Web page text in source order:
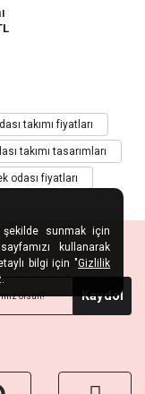
takımı fiyatları
takımı tasarımları
odası fiyatları
Kaydol
sunmak için
kullanarak
bilgi için "Gizlilik